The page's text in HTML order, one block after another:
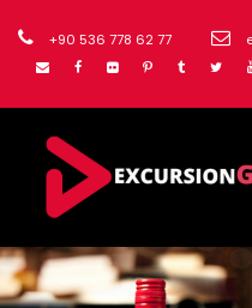
+90 536 778 62 77